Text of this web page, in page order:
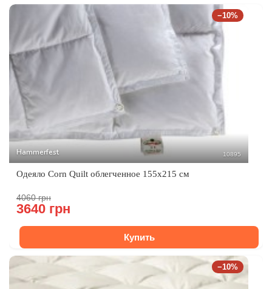
−10%
Hammerfest 10895
Одеяло Corn Quilt облегченное 155x215 см
4060 грн
3640 грн
Купить
−10%